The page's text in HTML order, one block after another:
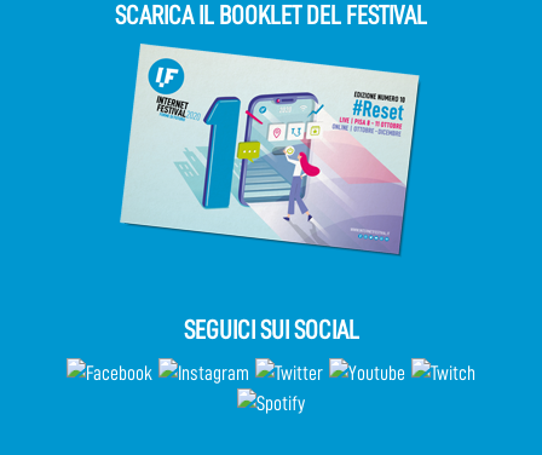
SCARICA IL BOOKLET DEL FESTIVAL
SEGUICI SUI SOCIAL